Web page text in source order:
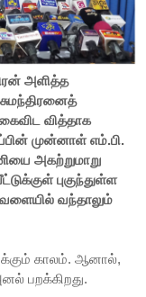
அளித்த
வித்தாக
முன்னாள் எம்.பி.
அகற்றுமாறு
புகுந்துள்ள
வந்தாலும்
காலம். ஆனால்,
பறக்கிறது.